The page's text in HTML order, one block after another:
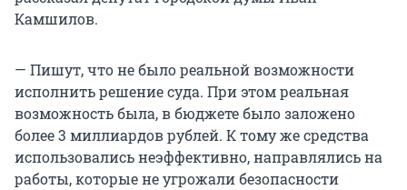
Камшилов.
— Пишут, что не было реальной возможности
исполнить решение суда. При этом реальная
возможность была, в бюджете было заложено
более 3 миллиардов рублей. К тому же средства
использовались неэффективно, направлялись на
работы, которые не угрожали безопасности